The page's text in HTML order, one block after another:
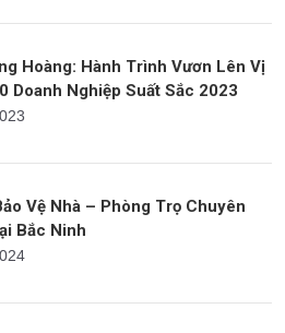
Hoàng: Hành Trình Vươn Lên Vị
Doanh Nghiệp Suất Sắc 2023
Vệ Nhà – Phòng Trọ Chuyên
Bắc Ninh